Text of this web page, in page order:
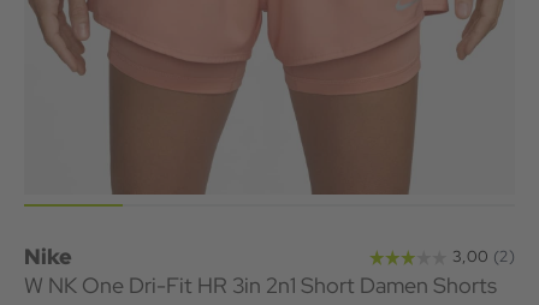
Nike
W NK One Dri-Fit HR 3in 2n1 Short Damen Shorts